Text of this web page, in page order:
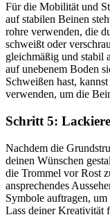
Für die Mobilität und
auf stabilen Beinen
rohre verwenden, die
schweißt oder
gleichmäßig und stabil
auf unebenem Boden
Schweißen hast,
verwenden, um die
Schritt 5:
Nachdem die
deinen Wünschen
die Trommel vor Rost
ansprechendes
Symbole auftragen,
Lass deiner Kreativität